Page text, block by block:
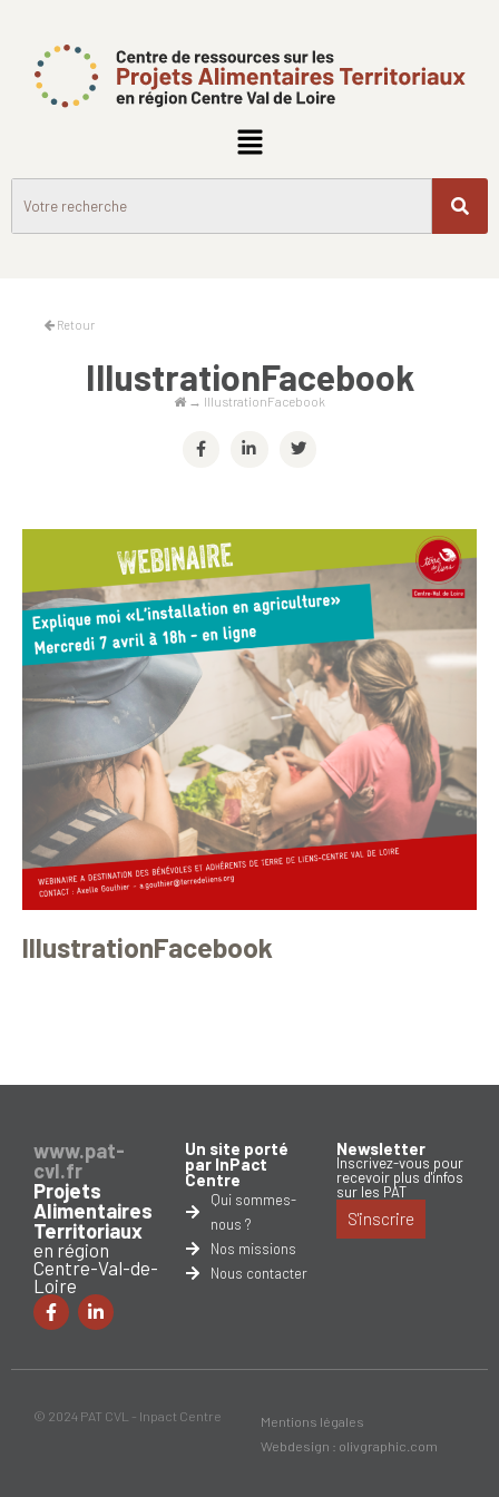
Retour
IllustrationFacebook
→ IllustrationFacebook
IllustrationFacebook
www.pat-
cvl.fr
Projets
Alimentaires
Territoriaux
en région
Centre-Val-de-
Loire
Un site porté
par InPact
Centre
Qui sommes-
nous ?
Nos missions
Nous contacter
Newsletter
Inscrivez-vous pour
recevoir plus d'infos
sur les PAT
S'inscrire
© 2024 PAT CVL - Inpact Centre
Mentions légales
Webdesign : olivgraphic.com